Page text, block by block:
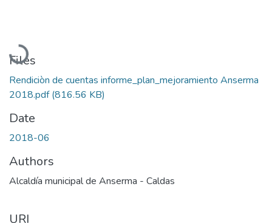
Loading...
Files
Rendiciòn de cuentas informe_plan_mejoramiento Anserma
2018.pdf(816.56 KB)
Date
2018-06
Authors
Alcaldía municipal de Anserma - Caldas
URI